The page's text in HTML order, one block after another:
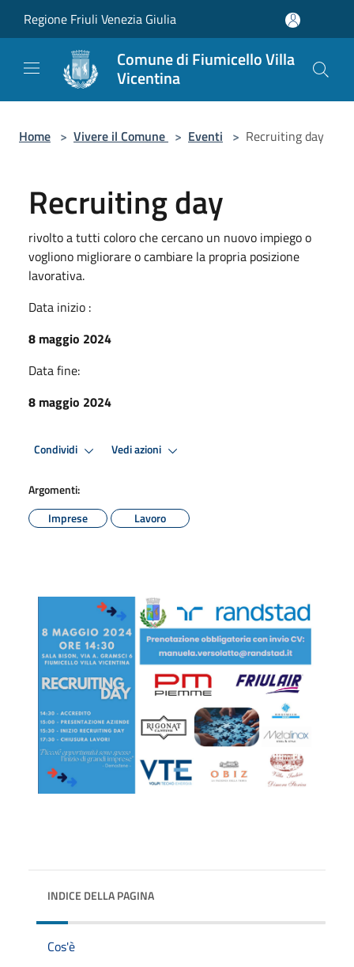
Regione Friuli Venezia Giulia
Comune di Fiumicello Villa
Vicentina
Home > Vivere il Comune > Eventi > Recruiting day
Recruiting day
rivolto a tutti coloro che cercano un nuovo impiego o
vogliono migliorare o cambiare la propria posizione
lavorativa.
Data inizio :
8 maggio 2024
Data fine:
8 maggio 2024
Condividi Vedi azioni
Argomenti:
Imprese
Lavoro
INDICE DELLA PAGINA
Cos'è